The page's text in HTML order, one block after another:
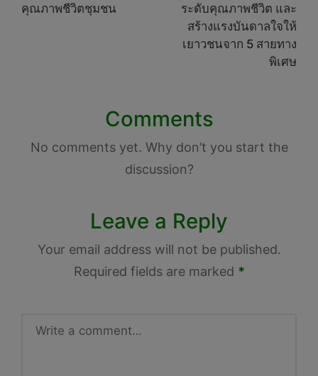
คุณภาพชีวิตชุมชน
ระดับคุณภาพชีวิต และ
สร้างแรงบันดาลใจให้
เยาวชนจาก 5 สายทาง
พิเศษ
Comments
No comments yet. Why don’t you start the
discussion?
Leave a Reply
Your email address will not be published.
Required fields are marked *